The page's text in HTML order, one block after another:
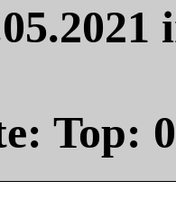
Top: 0